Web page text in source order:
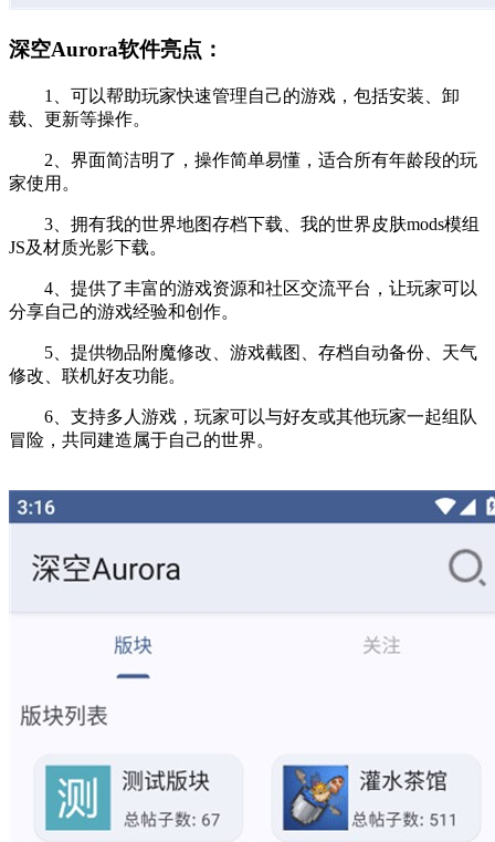
深空Aurora软件亮点：
1、可以帮助玩家快速管理自己的游戏，包括安装、卸
载、更新等操作。
2、界面简洁明了，操作简单易懂，适合所有年龄段的玩
家使用。
3、拥有我的世界地图存档下载、我的世界皮肤mods模组
JS及材质光影下载。
4、提供了丰富的游戏资源和社区交流平台，让玩家可以
分享自己的游戏经验和创作。
5、提供物品附魔修改、游戏截图、存档自动备份、天气
修改、联机好友功能。
6、支持多人游戏，玩家可以与好友或其他玩家一起组队
冒险，共同建造属于自己的世界。